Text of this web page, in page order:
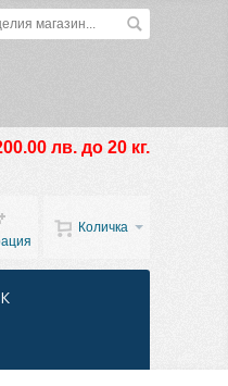
лв. до 20 кг.
Количка